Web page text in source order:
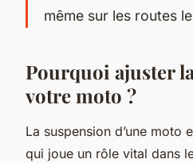
même sur les routes
Pourquoi ajuster
votre moto ?
La suspension d’une moto
qui joue un rôle vital dans